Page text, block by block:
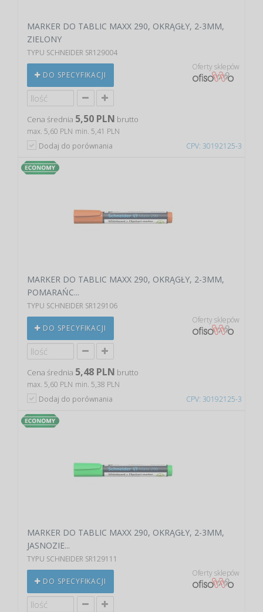
CPV: 30192125-3
MARKER DO TABLIC MAXX 290, OKRĄGŁY, 2-3MM,
ZIELONY
TYPU SCHNEIDER SR129004
DO SPECYFIKACJI
Oferty sklepów
Cena średnia 5,50 PLN brutto
max. 5,60 PLN min. 5,41 PLN
Dodaj do porównania
CPV: 30192125-3
MARKER DO TABLIC MAXX 290, OKRĄGŁY, 2-3MM,
POMARAŃC...
TYPU SCHNEIDER SR129106
DO SPECYFIKACJI
Oferty sklepów
Cena średnia 5,48 PLN brutto
max. 5,60 PLN min. 5,38 PLN
Dodaj do porównania
MARKER DO TABLIC MAXX 290, OKRĄGŁY, 2-3MM,
JASNOZIE...
TYPU SCHNEIDER SR129111
DO SPECYFIKACJI
Oferty sklepów